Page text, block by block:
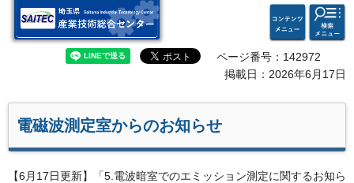
埼玉県 産業技術総合セン
コンテ
ンツメ
ニュー
検索・
共通メ
ニュー
ページ番号：142972
掲載日：2026年6月17日
電磁波測定室からのお知らせ
【6月17日更新】「5.電波暗室でのエミッション測定に関するお知ら